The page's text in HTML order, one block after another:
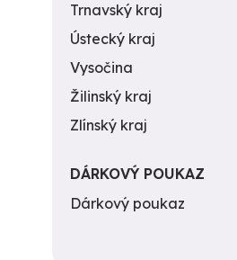
Trnavský kraj
Ústecký kraj
Vysočina
Žilinský kraj
Zlínský kraj
DÁRKOVÝ POUKAZ
Dárkový poukaz